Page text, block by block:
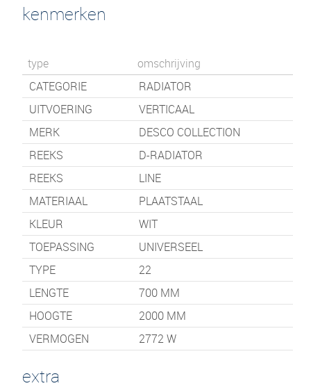
kenmerken
type
omschrijving
CATEGORIE
RADIATOR
UITVOERING
VERTICAAL
MERK
DESCO COLLECTION
REEKS
D-RADIATOR
REEKS
LINE
MATERIAAL
PLAATSTAAL
KLEUR
WIT
TOEPASSING
UNIVERSEEL
TYPE
22
LENGTE
700 MM
HOOGTE
2000 MM
VERMOGEN
2772 W
extra